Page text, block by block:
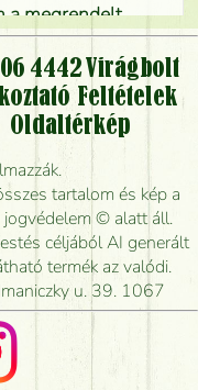
a megrendelt
kiszállítással
úgy, hogy még ma
a csokrot, és
önöknél?
4442 Virágbolt
Feltételek
Oldaltérkép
tartalom és kép a
© alatt áll.
céljából AI generált
termék az valódi.
u. 39. 1067